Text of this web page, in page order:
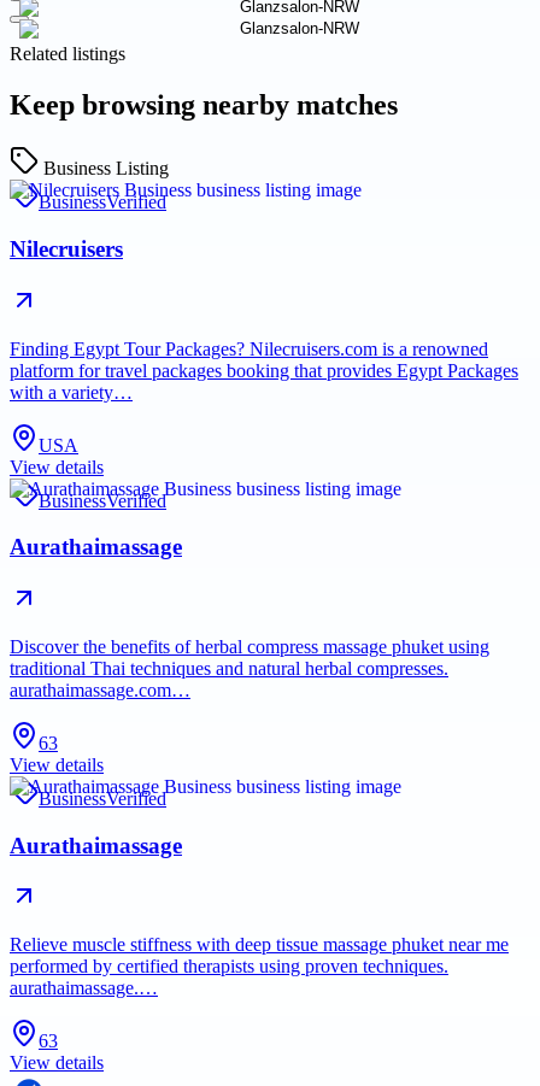
Related listings
Keep browsing nearby matches
Business Listing
BusinessVerified
Nilecruisers
Finding Egypt Tour Packages? Nilecruisers.com is a renowned
platform for travel packages booking that provides Egypt Packages
with a variety…
USA
View details
BusinessVerified
Aurathaimassage
Discover the benefits of herbal compress massage phuket using
traditional Thai techniques and natural herbal compresses.
aurathaimassage.com…
63
View details
BusinessVerified
Aurathaimassage
Relieve muscle stiffness with deep tissue massage phuket near me
performed by certified therapists using proven techniques.
aurathaimassage.…
63
View details